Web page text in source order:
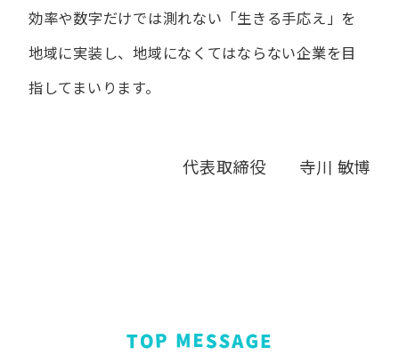
効率や数字だけでは測れない「生きる手応え」を
地域に実装し、地域になくてはならない企業を目
指してまいります。
代表取締役 寺川 敏博